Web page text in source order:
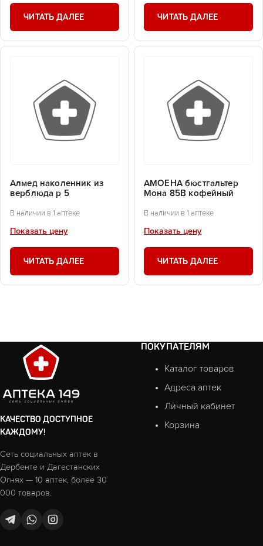
ЧИТАТЬ ДАЛЕЕ ЧИТАТЬ ДАЛЕЕ
Алмед наколенник из
верблюда р 5
В наличии в 1 аптеке
Показать цену
ЧИТАТЬ ДАЛЕЕ
АМОЕНА бюстгальтер
Мона 85В кофейный
В наличии в 1 аптеке
Показать цену
ЧИТАТЬ ДАЛЕЕ
КАЧЕСТВО ДОСТУПНОЕ
КАЖДОМУ!
Сеть социальных аптек в
Дербенте и Дагестанских
Огнях — 10 аптек, более 30
000 товаров.
ПОКУПАТЕЛЯМ
Каталог товаров
Адреса аптек
Личный кабинет
Корзина